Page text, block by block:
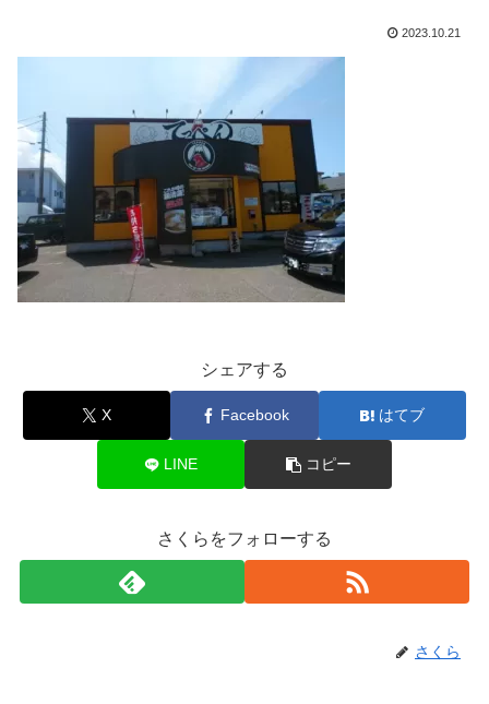
2023.10.21
シェアする
X Facebook はてブ
LINE コピー
さくらをフォローする
さくら